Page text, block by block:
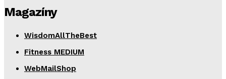
Magazíny
WisdomAllTheBest
Fitness MEDIUM
WebMailShop